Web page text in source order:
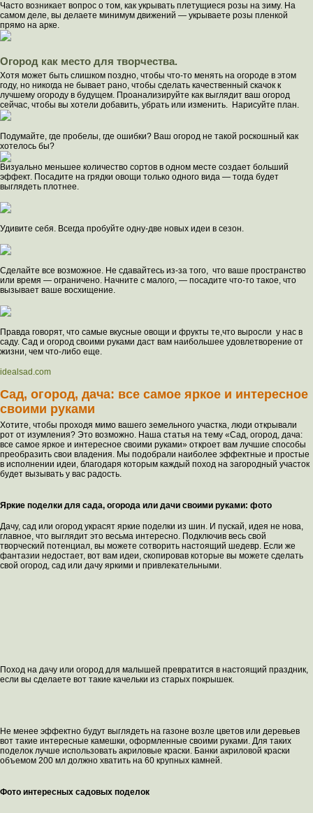
Часто возникает вопрос о том, как укрывать плетущиеся розы на зиму. На
самом деле, вы делаете минимум движений — укрываете розы пленкой
прямо на арке.
Огород как место для творчества.
Хотя может быть слишком поздно, чтобы что-то менять на огороде в этом
году, но никогда не бывает рано, чтобы сделать качественный скачок к
лучшему огороду в будущем. Проанализируйте как выглядит ваш огород
сейчас, чтобы вы хотели добавить, убрать или изменить. Нарисуйте план.
Подумайте, где пробелы, где ошибки? Ваш огород не такой роскошный как
хотелось бы?
Визуально меньшее количество сортов в одном месте создает больший
эффект. Посадите на грядки овощи только одного вида — тогда будет
выглядеть плотнее.
Удивите себя. Всегда пробуйте одну-две новых идеи в сезон.
Сделайте все возможное. Не сдавайтесь из-за того, что ваше пространство
или время — ограничено. Начните с малого, — посадите что-то такое, что
вызывает ваше восхищение.
Правда говорят, что самые вкусные овощи и фрукты те,что выросли у нас в
саду. Сад и огород своими руками даст вам наибольшее удовлетворение от
жизни, чем что-либо еще.
idealsad.com
Сад, огород, дача: все самое яркое и интересное
своими руками
Хотите, чтобы проходя мимо вашего земельного участка, люди открывали
рот от изумления? Это возможно. Наша статья на тему «Сад, огород, дача:
все самое яркое и интересное своими руками» откроет вам лучшие способы
преобразить свои владения. Мы подобрали наиболее эффектные и простые
в исполнении идеи, благодаря которым каждый поход на загородный участок
будет вызывать у вас радость.
Яркие поделки для сада, огорода или дачи своими руками: фото
Дачу, сад или огород украсят яркие поделки из шин. И пускай, идея не нова,
главное, что выглядит это весьма интересно. Подключив весь свой
творческий потенциал, вы можете сотворить настоящий шедевр. Если же
фантазии недостает, вот вам идеи, скопировав которые вы можете сделать
свой огород, сад или дачу яркими и привлекательными.
Поход на дачу или огород для малышей превратится в настоящий праздник,
если вы сделаете вот такие качельки из старых покрышек.
Не менее эффектно будут выглядеть на газоне возле цветов или деревьев
вот такие интересные камешки, оформленные своими руками. Для таких
поделок лучше использовать акриловые краски. Банки акриловой краски
объемом 200 мл должно хватить на 60 крупных камней.
Фото интересных садовых поделок